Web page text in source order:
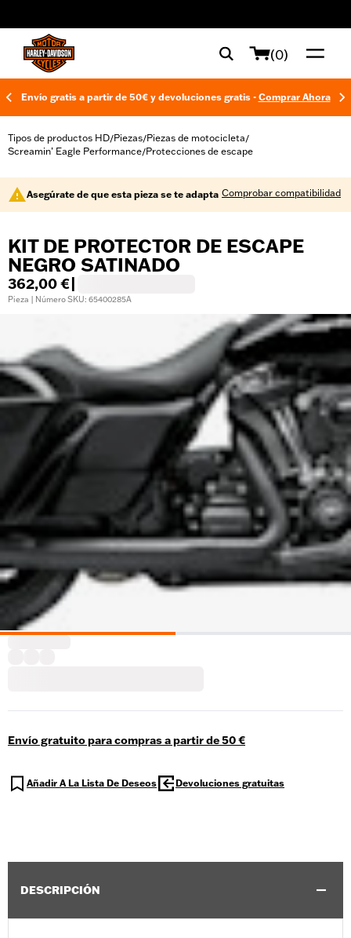
(0)
Envío gratis a partir de 50€ y devoluciones gratis - Comprar Ahora
Tipos de productos HD/Piezas/Piezas de motocicleta/
Screamin’ Eagle Performance/Protecciones de escape
Asegúrate de que esta pieza se te adapta Comprobar compatibilidad
KIT DE PROTECTOR DE ESCAPE
NEGRO SATINADO
362,00 €
Pieza | Número SKU: 65400285A
Envío gratuito para compras a partir de 50 €
Añadir A La Lista De Deseos Devoluciones gratuitas
DESCRIPCIÓN